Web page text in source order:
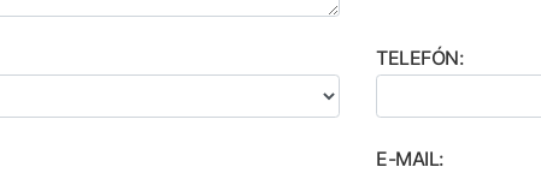
TELEFÓN:
E-MAIL: